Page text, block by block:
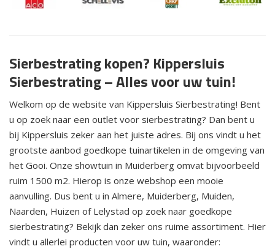
Sierbestrating kopen? Kippersluis
Sierbestrating – Alles voor uw tuin!
Welkom op de website van Kippersluis Sierbestrating! Bent
u op zoek naar een outlet voor sierbestrating? Dan bent u
bij Kippersluis zeker aan het juiste adres. Bij ons vindt u het
grootste aanbod goedkope tuinartikelen in de omgeving van
het Gooi. Onze showtuin in Muiderberg omvat bijvoorbeeld
ruim 1500 m2. Hierop is onze webshop een mooie
aanvulling. Dus bent u in Almere, Muiderberg, Muiden,
Naarden, Huizen of Lelystad op zoek naar goedkope
sierbestrating? Bekijk dan zeker ons ruime assortiment. Hier
vindt u allerlei producten voor uw tuin, waaronder: